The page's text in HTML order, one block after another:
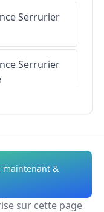
Serrurier
Serrurier
Serrurier
de-Haute-
maintenant &
sur cette page